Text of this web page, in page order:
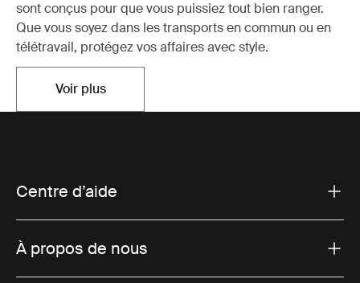
sont conçus pour que vous puissiez tout bien ranger.
Que vous soyez dans les transports en commun ou en
télétravail, protégez vos affaires avec style.
Voir plusS'ouvre dans un nouvel onglet
Centre d’aide
À propos de nous